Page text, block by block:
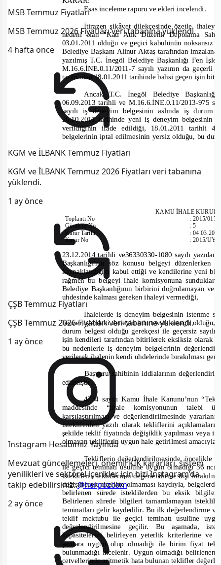
MSB Temmuz Fiyatları
MSB Temmuz 2026 Fiyatları veri tabanına yüklendi.
4 hafta önce
KGM ve İLBANK Temmuz Fiyatları
KGM ve İLBANK Temmuz 2026 Fiyatları veri tabanına
yüklendi.
1 ay önce
ÇŞB Temmuz Fiyatları
ÇŞB Temmuz 2026 Fiyatları veri tabanına yüklendi.
1 ay önce
Instagram Hesabımız Yayında
Mevzuat güncellemeleri, önemli KİK kararları, sistem
yenilikleri ve sektörel içerikler için bizi Instagram’da
takip edebilirsiniz:@herpozcom
2 ay önce
Esas inceleme raporu ve ekleri incelendi.
İtirazen şikâyet dilekçesinde özetle,
nedeni olan"Katı Atık Düzenli Depolama
03.01.2011 olduğu ve geçici kabulünün
Belediye Başkanı Alinur Aktaş tarafından
yazılmış T.C. İnegöl Belediye Başkanlığı Fen
M.16.6.İNE.0.11/2011-7 sayılı yazının da
tarihi olan 18.01.2011 tarihinde bahsi geçen işin
Ancak T.C. İnegöl Belediye
06.09.2013 tarihli ve M.16.6.İNE.0.11/2013-975
sayılı iş deneyim belgesinin aslında iş
26.10.2011 tarihinde yeni iş deneyim belgesinin
verildiğinin ifade edildiği, 18.01.2011 tarihli
belgelerinin iptal edilmesinin yersiz olduğu, bu
KAMU İHALE
ToplantıNo
Gündem No
Karar Tarihi
Karar No
:2015/017
:5
:
:2015/
23.12.2014 tarihli ve36330330-1080 sayılı
Başkanlığı'nın söz konusu belgeyi düzenlerken
kaynaklandığını kabul ettiği ve kendilerine yeni
rağmen bu belgeyi ihale komisyonuna
Belediye Başkanlığının birbirini doğrulamayan
uhdesinde kalması gereken ihaleyi vermediği,
İhalelerde iş deneyim belgesinin istenme
benzer işlerdeki deneyiminin tevsik amaçlı
durum belgesi olduğu gerekçesi ile geçersiz
işin kendileri tarafından bitirilerek eksiksiz olarak
bu nedenlerle iş deneyim belgelerinin
verilerek ihalenin kendi uhdelerinde bırakılması
Başvuru sahibinin iddialarının
edilmiştir.
4734 sayılı Kamu İhale Kanunu’nun
maddesinde “İhale komisyonunun talebi
karşılaştırılması ve değerlendirilmesinde
isteklilerden yazılı olarak tekliflerini
şekilde teklif fiyatında değişiklik yapılması veya
olmayan tekliflerin uygun hale getirilmesi amacıyla
Tekliflerin değerlendirilmesinde, öncelikle
ile geçici teminatı usulüne uygun olmadığı 36
isteklilerin tekliflerinin değerlendirme dışı
değiştirecek nitelikte olmaması kaydıyla,
belirlenen sürede isteklilerden bu eksik
Belirlenen sürede bilgileri tamamlamayan
teminatları gelir kaydedilir. Bu ilk değerlendirme
teklif mektubu ile geçici teminatı usulüne
değerlendirilmesine geçilir. Bu aşamada,
kapasitelerini belirleyen yeterlik kriterlerine
şartlara uygun olup olmadığı ile birim fiyat
bulunmadığı incelenir. Uygun olmadığı
cetvellerinde aritmetik hata bulunan teklifler